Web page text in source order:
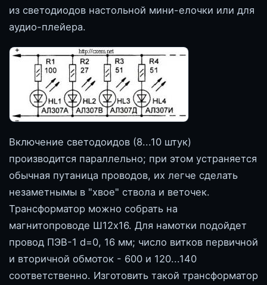
из светодиодов настольной мини-елочки или для
аудио-плейера.
Включение светодоидов (8...10 штук)
производится параллельно; при этом устраняется
обычная путаница проводов, их легче сделать
незаметнымы в "хвое" ствола и веточек.
Трансформатор можно собрать на
магнитопроводе Ш12х16. Для намотки подойдет
провод ПЭВ-1 d=0, 16 мм; число витков первичной
и вторичной обмоток - 600 и 120...140
соответственно. Изготовить такой трансформатор